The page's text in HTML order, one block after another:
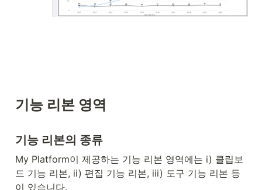
기능 리본 영역
기능 리본의 종류
My Platform이 제공하는 기능 리본 영역에는 i) 클립보
드 기능 리본, ii) 편집 기능 리본, iii) 도구 기능 리본 등
이 있습니다.